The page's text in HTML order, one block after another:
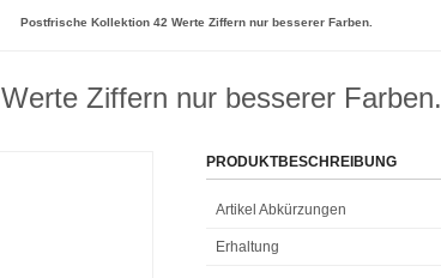
Postfrische Kollektion 42 Werte Ziffern nur besserer Farben.
Ziffern nur besserer Farben.
PRODUKTBESCHREIBUNG
Artikel Abkürzungen
Erhaltung